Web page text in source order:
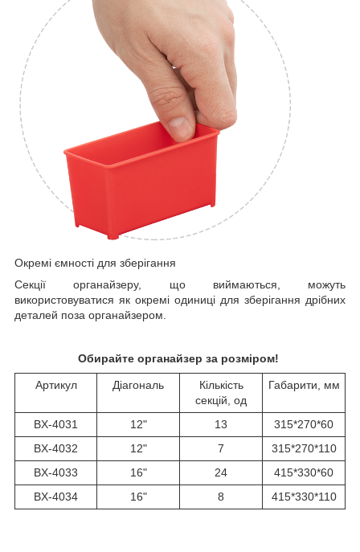
Окремі ємності для зберігання
Секції органайзеру, що виймаються, можуть
використовуватися як окремі одиниці для зберігання дрібних
деталей поза органайзером.
Обирайте органайзер за розміром!
Артикул Діагональ
Кількість
секцій, од
Габарити, мм
BX-4031 12" 13
315*270*60
BX-4032
12" 7
315*270*110
BX-4033
16" 24
415*330*60
BX-4034
16" 8 415*330*110